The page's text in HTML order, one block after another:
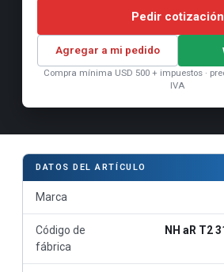
Pedir cotización
Agregar a mi pedido
Compra mínima USD 500 + impuestos ·
IVA
DATOS DEL ARTÍCULO
Marca
Código de
fábrica
NH aR T2